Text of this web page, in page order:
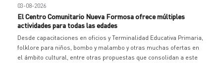
03-08-2026
El Centro Comunitario Nueva Formosa ofrece múltiples
actividades para todas las edades
Desde capacitaciones en oficios y Terminalidad Educativa Primaria,
folklore para niños, bombo y malambo y otras muchas ofertas en
el ámbito cultural, entre otras propuestas que consolidan a este